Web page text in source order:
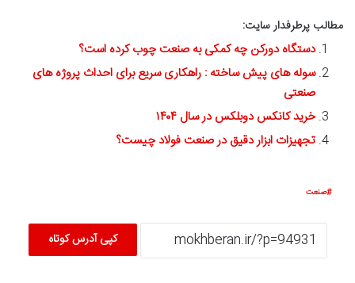
مطالب پرطرفدار سایت:
دستگاه دورکن چه کمکی به صنعت چوب کرده است؟
سوله های پیش ساخته : راهکاری سریع برای احداث پروژه های
صنعتی
خرید کانکس دوبلکس در سال ۱۴۰۴
تجهیزات ابزار دقیق در صنعت فولاد چیست؟
صنعت
کپی آدرس کوتاه